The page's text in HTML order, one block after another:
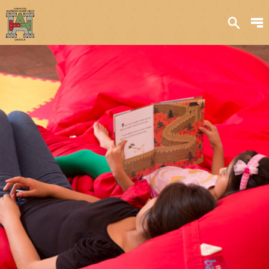
Sobre nosotros
Transparencia
Qué hacemos
Iniciativas
Acervos y
colecciones